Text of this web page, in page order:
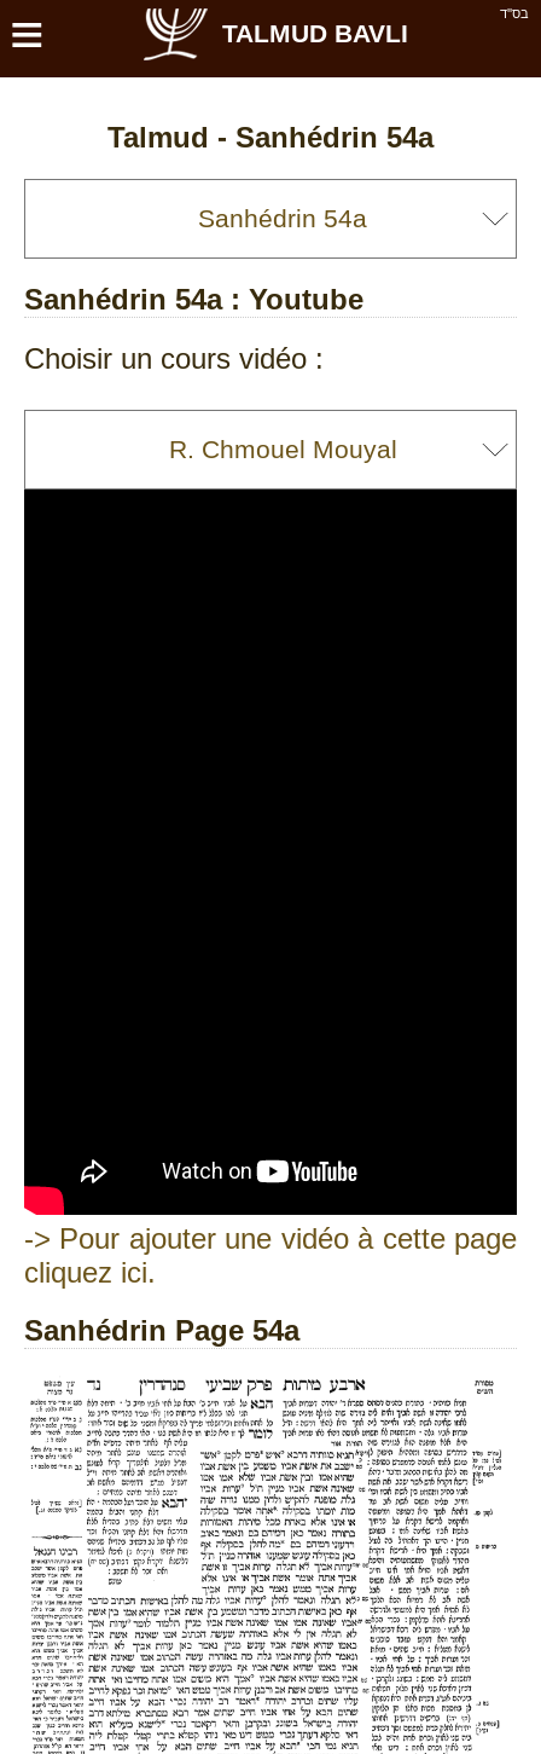
בס''ד ≡ TALMUD BAVLI
Talmud - Sanhédrin 54a
Sanhédrin 54a: Youtube
Choisir un cours vidéo :
-> Pour ajouter une vidéo à cette page
cliquez ici.
Sanhédrin Page 54a